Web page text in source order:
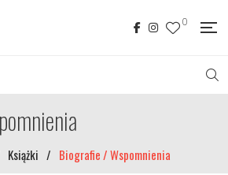
0
Książki / Biografie / Wspomnienia